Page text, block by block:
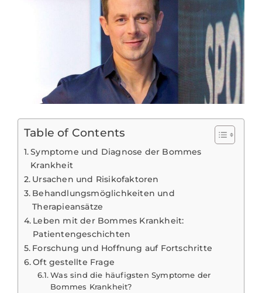
Table of Contents
Symptome und Diagnose der Bommes
Krankheit
Ursachen und Risikofaktoren
Behandlungsmöglichkeiten und
Therapieansätze
Leben mit der Bommes Krankheit:
Patientengeschichten
Forschung und Hoffnung auf Fortschritte
Oft gestellte Frage
Was sind die häufigsten Symptome der
Bommes Krankheit?